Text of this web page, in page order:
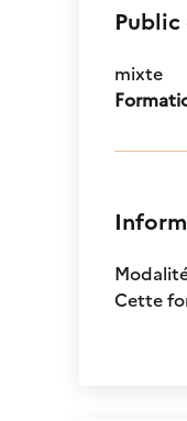
mixte
Cette